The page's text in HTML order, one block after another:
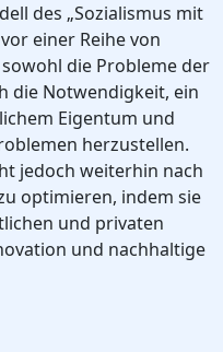
des „Sozialismus mit
einer Reihe von
die Probleme der
die Notwendigkeit, ein
Eigentum und
herzustellen.
jedoch weiterhin nach
optimieren, indem sie
und privaten
und nachhaltige